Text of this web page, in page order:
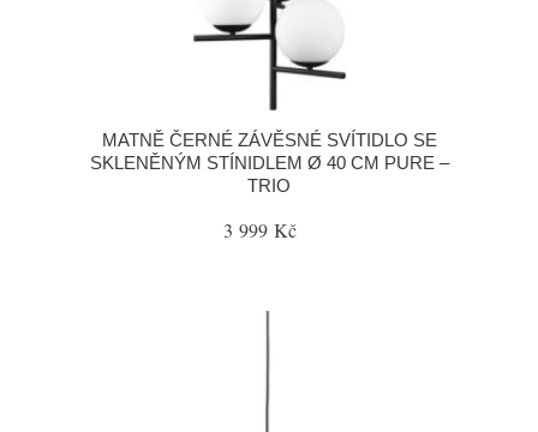
MATNĚ ČERNÉ ZÁVĚSNÉ SVÍTIDLO SE
SKLENĚNÝM STÍNIDLEM Ø 40 CM PURE –
TRIO
3 999 Kč